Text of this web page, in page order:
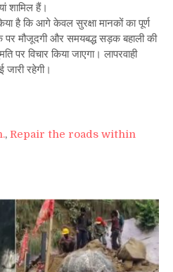
शामिल हैं।
है कि आगे केवल सुरक्षा मानकों का पूर्ण
पर मौजूदगी और समयबद्ध सड़क बहाली की
पर विचार किया जाएगा। लापरवाही
जारी रहेगी।
, Repair the roads within